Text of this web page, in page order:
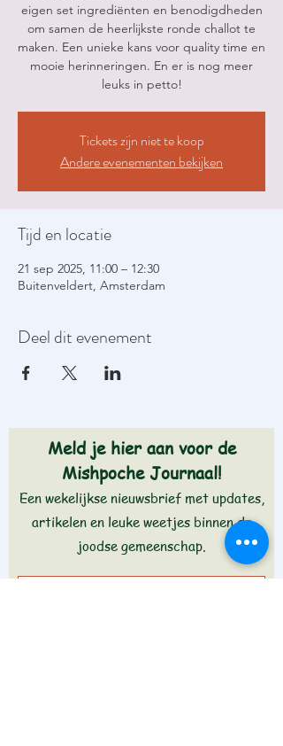
eigen set ingrediënten en benodigdheden
om samen de heerlijkste ronde challot te
maken. Een unieke kans voor quality time en
mooie herinneringen. En er is nog meer
leuks in petto!
Tickets zijn niet te koop
Andere evenementen bekijken
Tijd en locatie
21 sep 2025, 11:00 – 12:30
Buitenveldert, Amsterdam
Deel dit evenement
Meld je hier aan voor de
Mishpoche Journaal!
Een wekelijkse nieuwsbrief met updates,
artikelen en leuke weetjes binnen de
joodse gemeenschap.